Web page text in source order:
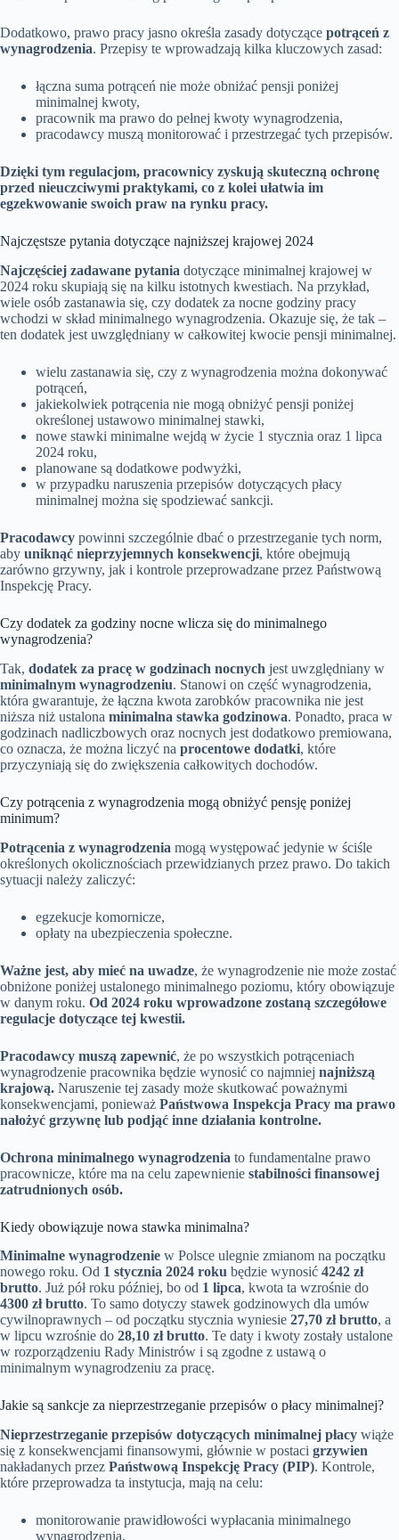
Dodatkowo, prawo pracy jasno określa zasady dotyczące potrąceń z
wynagrodzenia. Przepisy te wprowadzają kilka kluczowych zasad:
łączna suma potrąceń nie może obniżać pensji poniżej
minimalnej kwoty,
pracownik ma prawo do pełnej kwoty wynagrodzenia,
pracodawcy muszą monitorować i przestrzegać tych przepisów.
Dzięki tym regulacjom, pracownicy zyskują skuteczną ochronę
przed nieuczciwymi praktykami, co z kolei ułatwia im
egzekwowanie swoich praw na rynku pracy.
Najczęstsze pytania dotyczące najniższej krajowej 2024
Najczęściej zadawane pytania dotyczące minimalnej krajowej w
2024 roku skupiają się na kilku istotnych kwestiach. Na przykład,
wiele osób zastanawia się, czy dodatek za nocne godziny pracy
wchodzi w skład minimalnego wynagrodzenia. Okazuje się, że tak –
ten dodatek jest uwzględniany w całkowitej kwocie pensji minimalnej.
wielu zastanawia się, czy z wynagrodzenia można dokonywać
potrąceń,
jakiekolwiek potrącenia nie mogą obniżyć pensji poniżej
określonej ustawowo minimalnej stawki,
nowe stawki minimalne wejdą w życie 1 stycznia oraz 1 lipca
2024 roku,
planowane są dodatkowe podwyżki,
w przypadku naruszenia przepisów dotyczących płacy
minimalnej można się spodziewać sankcji.
Pracodawcy powinni szczególnie dbać o przestrzeganie tych norm,
aby uniknąć nieprzyjemnych konsekwencji, które obejmują
zarówno grzywny, jak i kontrole przeprowadzane przez Państwową
Inspekcję Pracy.
Czy dodatek za godziny nocne wlicza się do minimalnego
wynagrodzenia?
Tak, dodatek za pracę w godzinach nocnych jest uwzględniany w
minimalnym wynagrodzeniu. Stanowi on część wynagrodzenia,
która gwarantuje, że łączna kwota zarobków pracownika nie jest
niższa niż ustalona minimalna stawka godzinowa. Ponadto, praca w
godzinach nadliczbowych oraz nocnych jest dodatkowo premiowana,
co oznacza, że można liczyć na procentowe dodatki, które
przyczyniają się do zwiększenia całkowitych dochodów.
Czy potrącenia z wynagrodzenia mogą obniżyć pensję poniżej
minimum?
Potrącenia z wynagrodzenia mogą występować jedynie w ściśle
określonych okolicznościach przewidzianych przez prawo. Do takich
sytuacji należy zaliczyć:
egzekucje komornicze,
opłaty na ubezpieczenia społeczne.
Ważne jest, aby mieć na uwadze, że wynagrodzenie nie może zostać
obniżone poniżej ustalonego minimalnego poziomu, który obowiązuje
w danym roku. Od 2024 roku wprowadzone zostaną szczegółowe
regulacje dotyczące tej kwestii.
Pracodawcy muszą zapewnić, że po wszystkich potrąceniach
wynagrodzenie pracownika będzie wynosić co najmniej najniższą
krajową. Naruszenie tej zasady może skutkować poważnymi
konsekwencjami, ponieważ Państwowa Inspekcja Pracy ma prawo
nałożyć grzywnę lub podjąć inne działania kontrolne.
Ochrona minimalnego wynagrodzenia to fundamentalne prawo
pracownicze, które ma na celu zapewnienie stabilności finansowej
zatrudnionych osób.
Kiedy obowiązuje nowa stawka minimalna?
Minimalne wynagrodzenie w Polsce ulegnie zmianom na początku
nowego roku. Od 1 stycznia 2024 roku będzie wynosić 4242 zł
brutto. Już pół roku później, bo od 1 lipca, kwota ta wzrośnie do
4300 zł brutto. To samo dotyczy stawek godzinowych dla umów
cywilnoprawnych – od początku stycznia wyniesie 27,70 zł brutto, a
w lipcu wzrośnie do 28,10 zł brutto. Te daty i kwoty zostały ustalone
w rozporządzeniu Rady Ministrów i są zgodne z ustawą o
minimalnym wynagrodzeniu za pracę.
Jakie są sankcje za nieprzestrzeganie przepisów o płacy minimalnej?
Nieprzestrzeganie przepisów dotyczących minimalnej płacy wiąże
się z konsekwencjami finansowymi, głównie w postaci grzywien
nakładanych przez Państwową Inspekcję Pracy (PIP). Kontrole,
które przeprowadza ta instytucja, mają na celu:
monitorowanie prawidłowości wypłacania minimalnego
wynagrodzenia,